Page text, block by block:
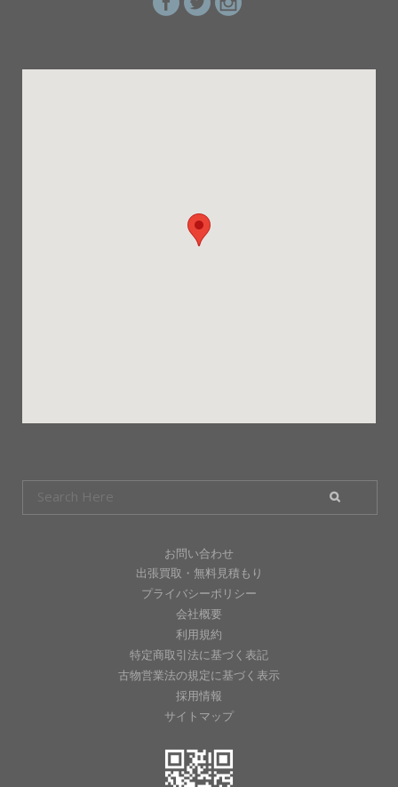
お問い合わせ
出張買取・無料見積もり
プライバシーポリシー
会社概要
利用規約
特定商取引法に基づく表記
古物営業法の規定に基づく表示
採用情報
サイトマップ